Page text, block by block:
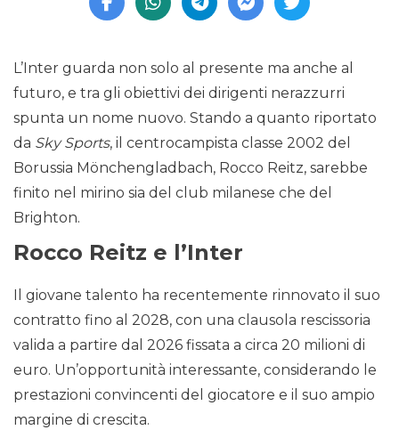
L’Inter guarda non solo al presente ma anche al
futuro, e tra gli obiettivi dei dirigenti nerazzurri
spunta un nome nuovo. Stando a quanto riportato
da Sky Sports, il centrocampista classe 2002 del
Borussia Mönchengladbach, Rocco Reitz, sarebbe
finito nel mirino sia del club milanese che del
Brighton.
Rocco Reitz e l’Inter
Il giovane talento ha recentemente rinnovato il suo
contratto fino al 2028, con una clausola rescissoria
valida a partire dal 2026 fissata a circa 20 milioni di
euro. Un’opportunità interessante, considerando le
prestazioni convincenti del giocatore e il suo ampio
margine di crescita.